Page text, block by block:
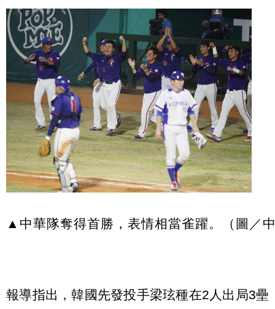
報導指出，韓國先發投手梁玹種在2人出局3壘